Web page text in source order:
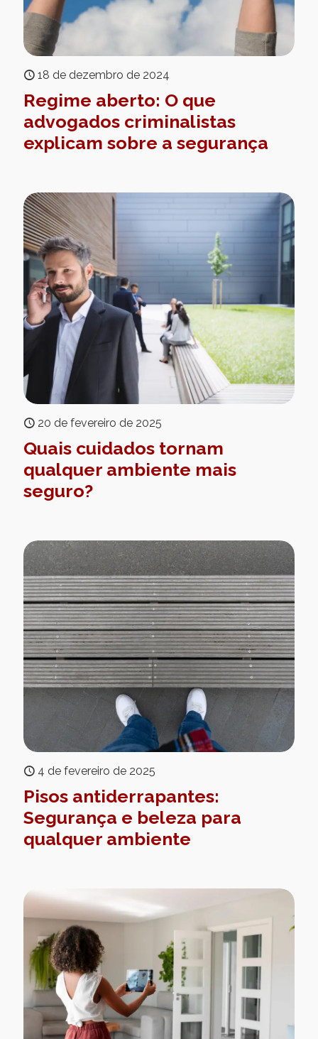
18 de dezembro de 2024
Regime aberto: O que
advogados criminalistas
explicam sobre a segurança
20 de fevereiro de 2025
Quais cuidados tornam
qualquer ambiente mais
seguro?
4 de fevereiro de 2025
Pisos antiderrapantes:
Segurança e beleza para
qualquer ambiente